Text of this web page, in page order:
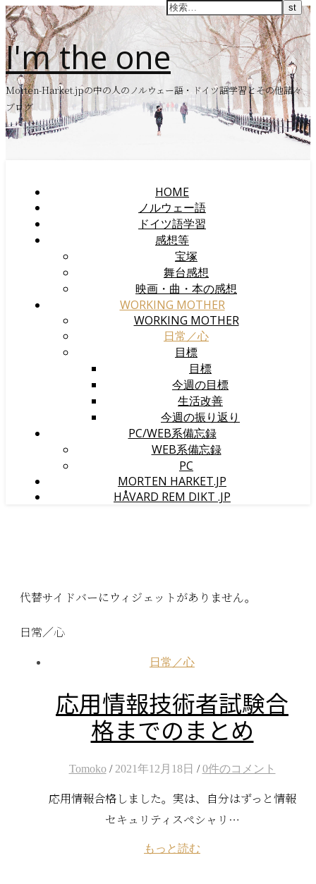
I'm the one
Morten-Harket.jpの中の人のノルウェー語・ドイツ語学習とその他諸々
ブログ
HOME
ノルウェー語
ドイツ語学習
感想等
宝塚
舞台感想
映画・曲・本の感想
WORKING MOTHER
WORKING MOTHER
日常／心
目標
目標
今週の目標
生活改善
今週の振り返り
PC/WEB系備忘録
WEB系備忘録
PC
MORTEN HARKET.JP
HÅVARD REM DIKT .JP
代替サイドバーにウィジェットがありません。
日常／心
日常／心
応用情報技術者試験合
格までのまとめ
Tomoko / 2021年12月18日 / 0件のコメント
応用情報合格しました。実は、自分はずっと情報
セキュリティスペシャリ…
もっと読む